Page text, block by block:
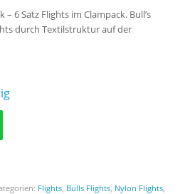
– 6 Satz Flights im Clampack. Bull’s
durch Textilstruktur auf der
Flights, Bulls Flights, Nylon Flights,